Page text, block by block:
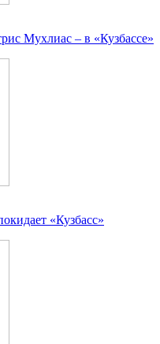
Мухлиас – в «Кузбассе»
«Кузбасс»